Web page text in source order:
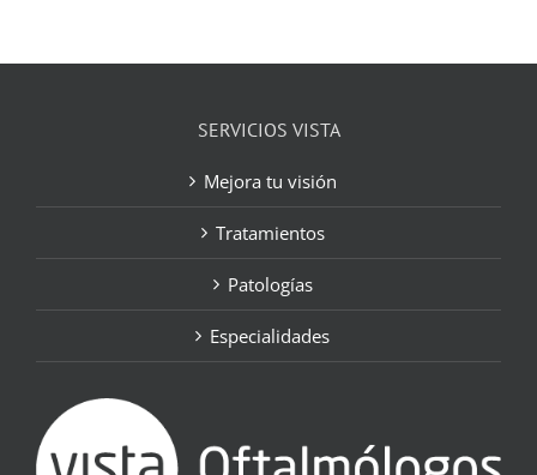
SERVICIOS VISTA
Mejora tu visión
Tratamientos
Patologías
Especialidades